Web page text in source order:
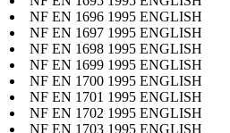
NF EN 1696 1995 ENGLISH
NF EN 1697 1995 ENGLISH
NF EN 1698 1995 ENGLISH
NF EN 1699 1995 ENGLISH
NF EN 1700 1995 ENGLISH
NF EN 1701 1995 ENGLISH
NF EN 1702 1995 ENGLISH
NF EN 1703 1995 ENGLISH